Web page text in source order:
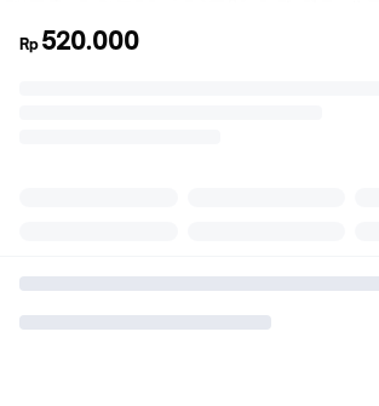
Rp 520.000